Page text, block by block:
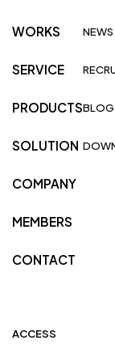
WORKS
SERVICE
PRODUCTS
SOLUTION
COMPANY
MEMBERS
CONTACT
NEWS
BLOG
ACCESS